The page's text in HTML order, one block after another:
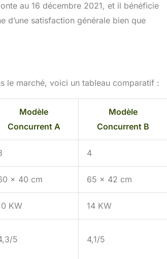
au 16 décembre 2021, et il bénéficie
d’une satisfaction générale bien que
le marché, voici un tableau comparatif :
Modèle
Concurrent A
Modèle
Concurrent B
4
x 40 cm 65 x 42 cm
KW 14 KW
5 4,1/5